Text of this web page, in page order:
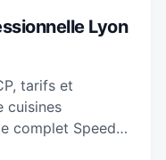
Lyon
tarifs et
cuisines
complet Speed